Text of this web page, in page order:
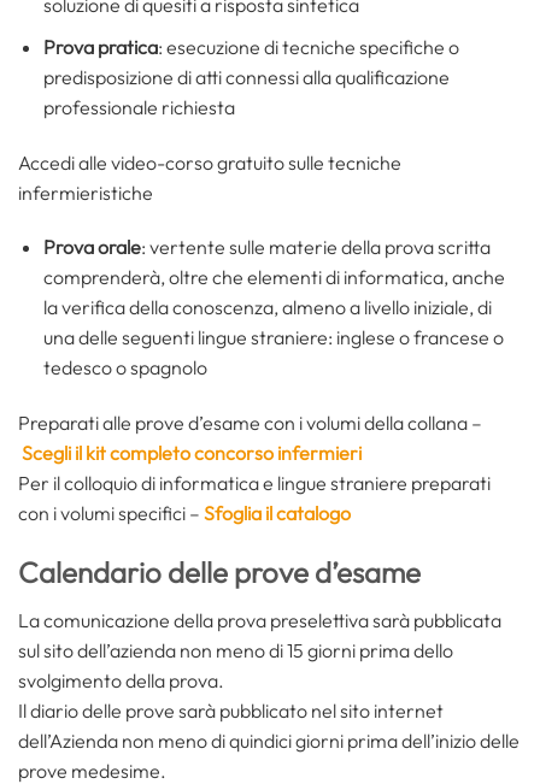
soluzione di quesiti a risposta sintetica
Prova pratica: esecuzione di tecniche specifiche o
predisposizione di atti connessi alla qualificazione
professionale richiesta
Accedi alle video-corso gratuito sulle tecniche
infermieristiche
Prova orale: vertente sulle materie della prova scritta
comprenderà, oltre che elementi di informatica, anche
la verifica della conoscenza, almeno a livello iniziale, di
una delle seguenti lingue straniere: inglese o francese o
tedesco o spagnolo
Preparati alle prove d’esame con i volumi della collana –
Scegli il kit completo concorso infermieri
Per il colloquio di informatica e lingue straniere preparati
con i volumi specifici – Sfoglia il catalogo
Calendario delle prove d’esame
La comunicazione della prova preselettiva sarà pubblicata
sul sito dell’azienda non meno di 15 giorni prima dello
svolgimento della prova.
Il diario delle prove sarà pubblicato nel sito internet
dell’Azienda non meno di quindici giorni prima dell’inizio delle
prove medesime.